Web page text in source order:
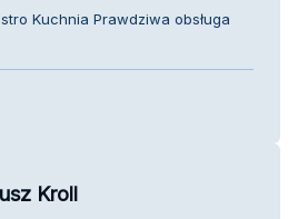
Kuchnia Prawdziwa obsługa
Kroll